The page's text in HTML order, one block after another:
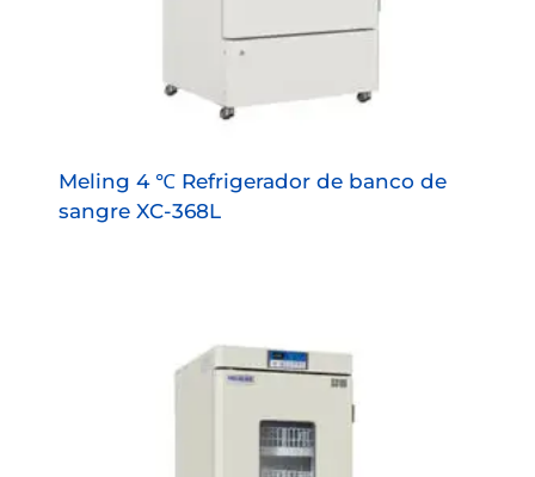
Meling 4 ℃ Refrigerador de banco de
sangre XC-368L